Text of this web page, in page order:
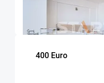
2
dormitoare
400 Euro